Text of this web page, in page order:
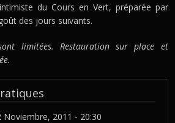
du Cours en Vert, préparée par
des jours suivants.
limitées. Restauration sur place et
Noviembre, 2011 - 20:30